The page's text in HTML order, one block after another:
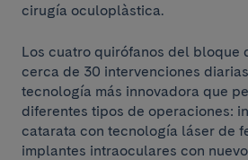
cirugía oculoplàstica.
Los cuatro quirófanos del bloque
cerca de 30 intervenciones
tecnología más innovadora que
diferentes tipos de operaciones:
catarata con tecnología láser de
implantes intraoculares con